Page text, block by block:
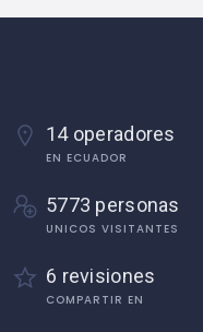
14 operadores
EN ECUADOR
5773 personas
UNICOS VISITANTES
6 revisiones
COMPARTIR EN